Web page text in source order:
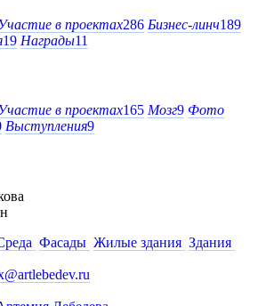
в проектах286 Бизнес-линч189
19 Награды11
в проектах165 Мозг9 Фото
Выступления9
Фасады Жилые здания Здания